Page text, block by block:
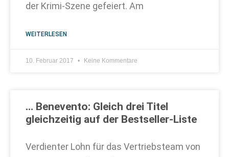
der Krimi-Szene gefeiert. Am
WEITERLESEN
10. Februar 2017 Keine Kommentare
… Benevento: Gleich drei Titel
gleichzeitig auf der Bestseller-Liste
Verdienter Lohn für das Vertriebsteam von